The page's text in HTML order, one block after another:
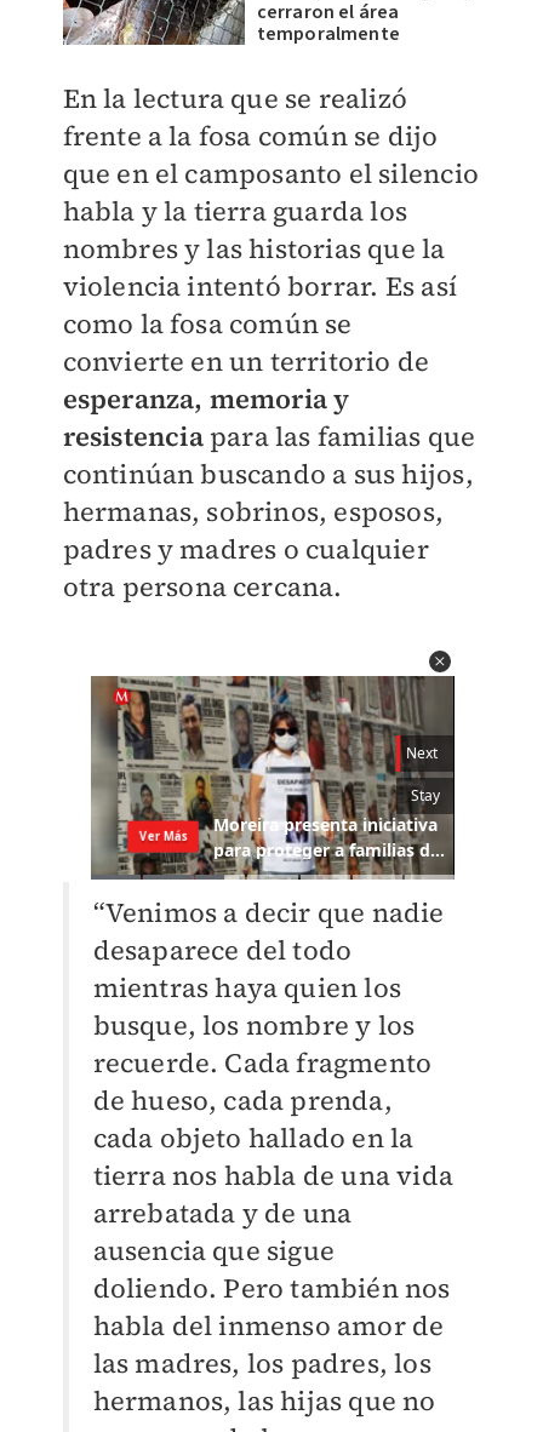
cerraron el área
temporalmente
En la lectura que se realizó
frente a la fosa común se dijo
que en el camposanto el silencio
habla y la tierra guarda los
nombres y las historias que la
violencia intentó borrar. Es así
como la fosa común se
convierte en un territorio de
esperanza, memoria y
resistenciapara las familias que
continúan buscando a sus hijos,
hermanas, sobrinos, esposos,
padres y madres o cualquier
otra persona cercana.
“Venimos a decir que nadie
desaparece del todo
mientras haya quien los
busque, los nombre y los
recuerde. Cada fragmento
de hueso, cada prenda,
cada objeto hallado en la
tierra nos habla de una vida
arrebatada y de una
ausencia que sigue
doliendo. Pero también nos
habla del inmenso amor de
las madres, los padres, los
hermanos, las hijas que no